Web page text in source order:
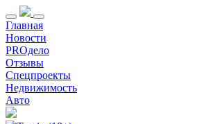
Главная
Новости
PROдело
Отзывы
Спецпроекты
Недвижимость
Авто